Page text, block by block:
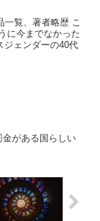
覧、著者略歴 こ
に今までなかった
ジェンダーの40代
金がある国らしい